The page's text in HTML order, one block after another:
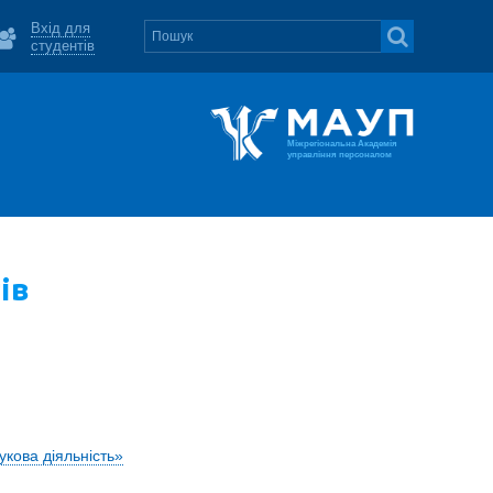
Вхід для
студентів
Міжрегіональна Академія
управління персоналом
діяльність»